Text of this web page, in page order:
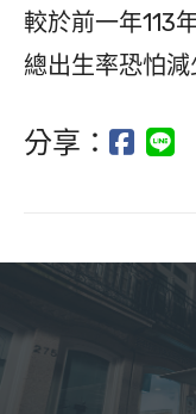
較於前一年113
總出生率恐怕減
分享：